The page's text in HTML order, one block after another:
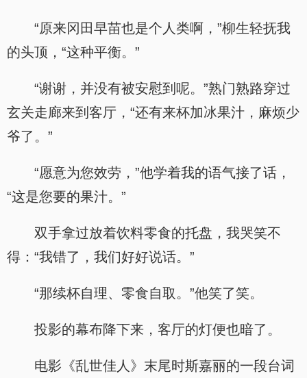
“原来冈田早苗也是个人类啊，”柳生轻抚我
的头顶，“这种平衡。”
“谢谢，并没有被安慰到呢。”熟门熟路穿过
玄关走廊来到客厅，“还有来杯加冰果汁，麻烦少
爷了。”
“愿意为您效劳，”他学着我的语气接了话，
“这是您要的果汁。”
双手拿过放着饮料零食的托盘，我哭笑不
得：“我错了，我们好好说话。”
“那续杯自理、零食自取。”他笑了笑。
投影的幕布降下来，客厅的灯便也暗了。
电影《乱世佳人》末尾时斯嘉丽的一段台词